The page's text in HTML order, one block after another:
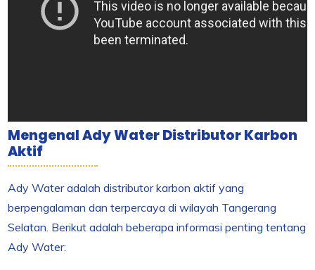
Mengenal Ady Water Distributor Karbon
Aktif
Ady Water adalah distributor karbon aktif yang
berpengalaman dan terpercaya di wilayah Tangerang
Selatan. Berikut adalah beberapa informasi penting tentang
Ady Water: